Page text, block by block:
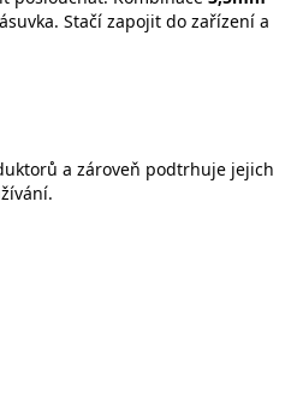
Stačí zapojit do zařízení a
a zároveň podtrhuje jejich